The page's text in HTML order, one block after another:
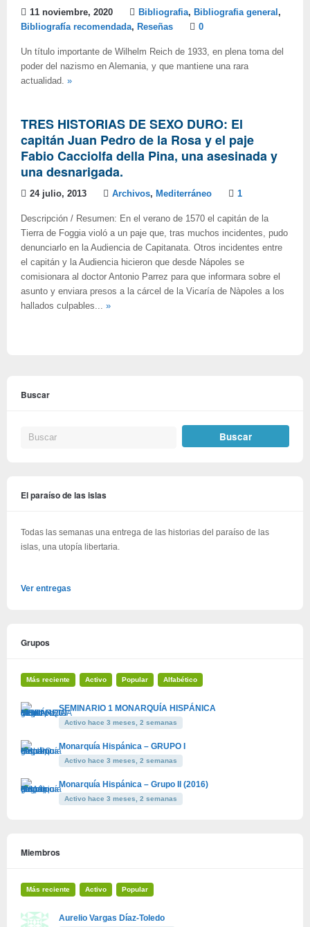
11 noviembre, 2020 Bibliografia, Bibliografia general ,
Bibliografía recomendada, Reseñas 0
Un título importante de Wilhelm Reich de 1933, en plena toma del
poder del nazismo en Alemania, y que mantiene una rara
actualidad. »
TRES HISTORIAS DE SEXO DURO: El
capitán Juan Pedro de la Rosa y el paje
Fabio Cacciolfa della Pina, una asesinada y
una desnarigada.
24 julio, 2013 Archivos, Mediterráneo 1
Descripción / Resumen: En el verano de 1570 el capitán de la
Tierra de Foggia violó a un paje que, tras muchos incidentes, pudo
denunciarlo en la Audiencia de Capitanata. Otros incidentes entre
el capitán y la Audiencia hicieron que desde Nápoles se
comisionara al doctor Antonio Parrez para que informara sobre el
asunto y enviara presos a la cárcel de la Vicaría de Nàpoles a los
hallados culpables... »
Buscar
El paraíso de las islas
Todas las semanas una entrega de las historias del paraíso de las
islas, una utopía libertaria.
Ver entregas
Grupos
Más reciente Activo Popular Alfabético
SEMINARIO 1 MONARQUÍA HISPÁNICA
Activo hace 3 meses, 2 semanas
Monarquía Hispánica – GRUPO I
Activo hace 3 meses, 2 semanas
Monarquía Hispánica – Grupo II (2016)
Activo hace 3 meses, 2 semanas
Miembros
Más reciente Activo Popular
Aurelio Vargas Díaz-Toledo